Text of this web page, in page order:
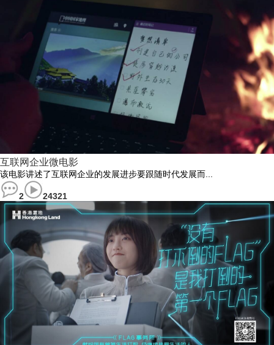
互联网企业微电影
该电影讲述了互联网企业的发展进步要跟随时代发展而...
2 24321